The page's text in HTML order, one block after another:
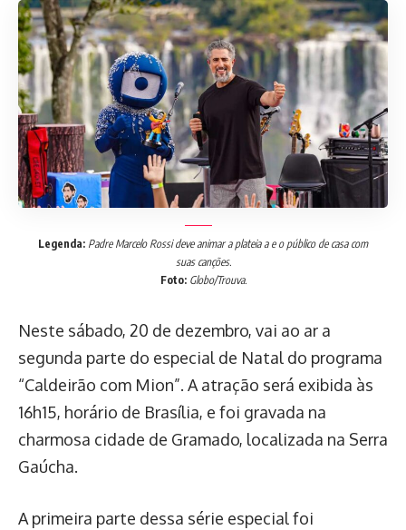
Legenda: Padre Marcelo Rossi deve animar a plateia a e o público de casa com
suas canções.
Foto: Globo/Trouva.
Neste sábado, 20 de dezembro, vai ao ar a
segunda parte do especial de Natal do programa
“Caldeirão com Mion”. A atração será exibida às
16h15, horário de Brasília, e foi gravada na
charmosa cidade de Gramado, localizada na Serra
Gaúcha.
A primeira parte dessa série especial foi